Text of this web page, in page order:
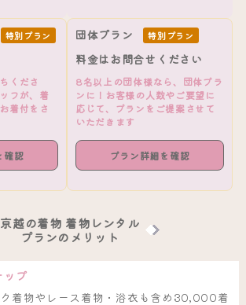
特別プラン
くださ
フが、着
着付をさ
確認
団体プラン 特別プラン
料金はお問合せください
8名以上の団体様なら、団体プラ
ンに！お客様の人数やご要望に
応じて、プランをご提案させて
いただきます
プラン詳細を確認
京越の着物 着物レンタル
プランのメリット
プ
着物やレース着物・浴衣も含め30,000着